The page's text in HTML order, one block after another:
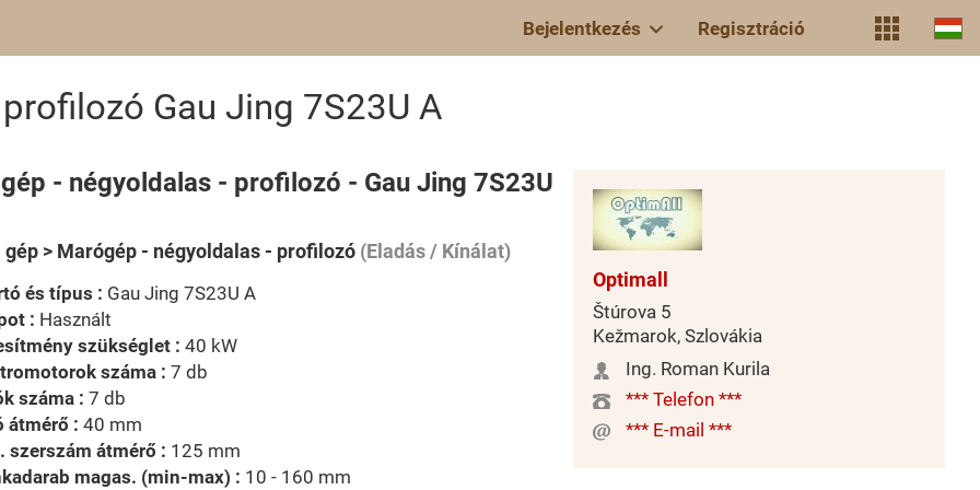
Bejelentkezés Regisztráció
Gau Jing 7S23U A
- négyoldalas - profilozó - Gau Jing 7S23U
gép > Marógép - négyoldalas - profilozó (Eladás / Kínálat)
és típus : Gau Jing 7S23U A
: Használt
szükséglet : 40 kW
száma : 7 db
száma : 7 db
átmérő : 40 mm
szerszám átmérő : 125 mm
magas. (min-max) : 10 - 160 mm
Optimall
Štúrova 5
Kežmarok, Szlovákia
Ing. Roman Kurila
*** Telefon ***
*** E-mail ***